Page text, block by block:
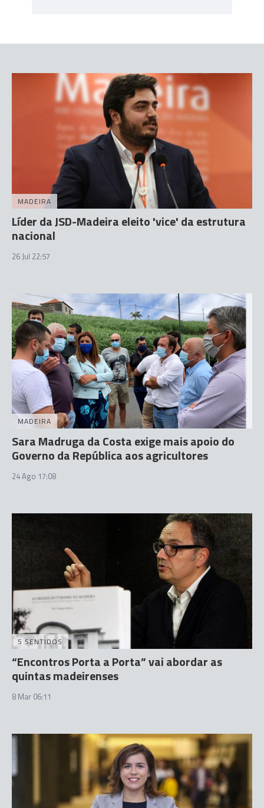
MADEIRA
Líder da JSD-Madeira eleito 'vice' da estrutura
nacional
26 Jul 22:57
MADEIRA
Sara Madruga da Costa exige mais apoio do
Governo da República aos agricultores
24 Ago 17:08
5 SENTIDOS
“Encontros Porta a Porta” vai abordar as
quintas madeirenses
8 Mar 06:11